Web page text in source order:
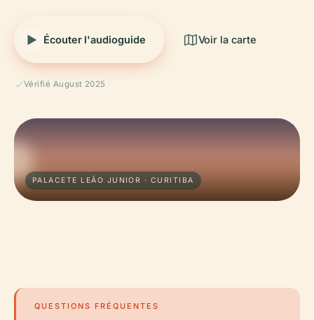
Écouter l'audioguide Voir la carte
Vérifié August 2025
PALACETE LEÃO JUNIOR · CURITIBA
QUESTIONS FRÉQUENTES